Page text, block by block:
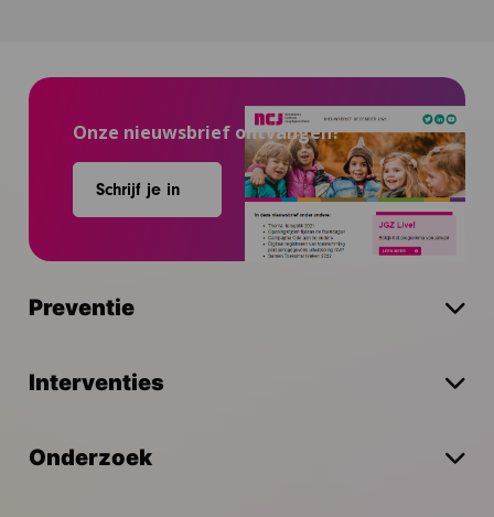
Onze nieuwsbrief ontvangen?
Schrijf je in
Preventie
Interventies
Onderzoek